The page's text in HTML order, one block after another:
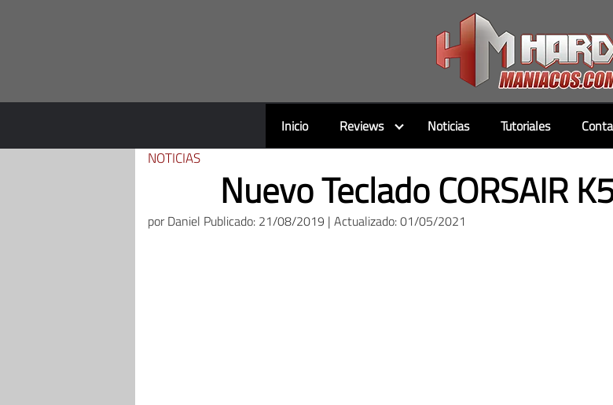
Inicio Reviews Noticias Tutoriales
NOTICIAS
Nuevo Teclado CORSAIR
porDaniel Publicado: 21/08/2019 | Actualizado: 01/05/2021